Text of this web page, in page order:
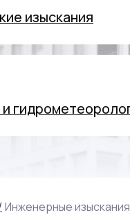
Инженерные изыскания